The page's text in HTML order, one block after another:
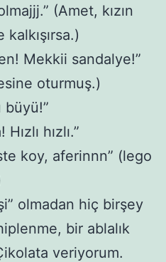
(Amet, kızın
Mekkii sandalye!”
oturmuş.)
büyü!”
hızlı.”
koy, aferinnn” (lego
olmadan hiç birşey
bir ablalık
veriyorum.